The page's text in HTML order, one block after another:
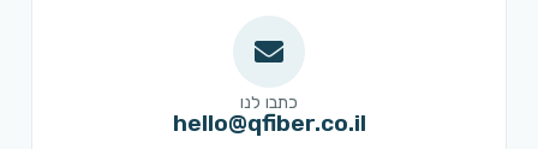
כתבו לנו
hello@qfiber.co.il